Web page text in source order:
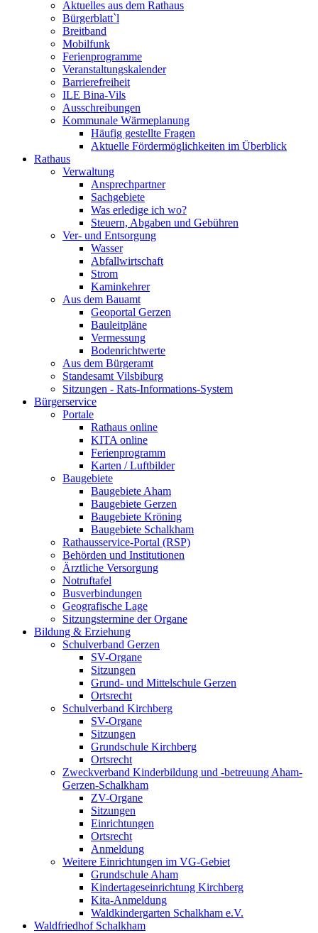
Aktuelles aus dem Rathaus
Bürgerblatt`l
Breitband
Mobilfunk
Ferienprogramme
Veranstaltungskalender
Barrierefreiheit
ILE Bina-Vils
Ausschreibungen
Kommunale Wärmeplanung
Häufig gestellte Fragen
Aktuelle Fördermöglichkeiten im Überblick
Rathaus
Verwaltung
Ansprechpartner
Sachgebiete
Was erledige ich wo?
Steuern, Abgaben und Gebühren
Ver- und Entsorgung
Wasser
Abfallwirtschaft
Strom
Kaminkehrer
Aus dem Bauamt
Geoportal Gerzen
Bauleitpläne
Vermessung
Bodenrichtwerte
Aus dem Bürgeramt
Standesamt Vilsbiburg
Sitzungen - Rats-Informations-System
Bürgerservice
Portale
Rathaus online
KITA online
Ferienprogramm
Karten / Luftbilder
Baugebiete
Baugebiete Aham
Baugebiete Gerzen
Baugebiete Kröning
Baugebiete Schalkham
Rathausservice-Portal (RSP)
Behörden und Institutionen
Ärztliche Versorgung
Notruftafel
Busverbindungen
Geografische Lage
Sitzungstermine der Organe
Bildung & Erziehung
Schulverband Gerzen
SV-Organe
Sitzungen
Grund- und Mittelschule Gerzen
Ortsrecht
Schulverband Kirchberg
SV-Organe
Sitzungen
Grundschule Kirchberg
Ortsrecht
Zweckverband Kinderbildung und -betreuung Aham-
Gerzen-Schalkham
ZV-Organe
Sitzungen
Einrichtungen
Ortsrecht
Anmeldung
Weitere Einrichtungen im VG-Gebiet
Grundschule Aham
Kindertageseinrichtung Kirchberg
Kita-Anmeldung
Waldkindergarten Schalkham e.V.
Waldfriedhof Schalkham